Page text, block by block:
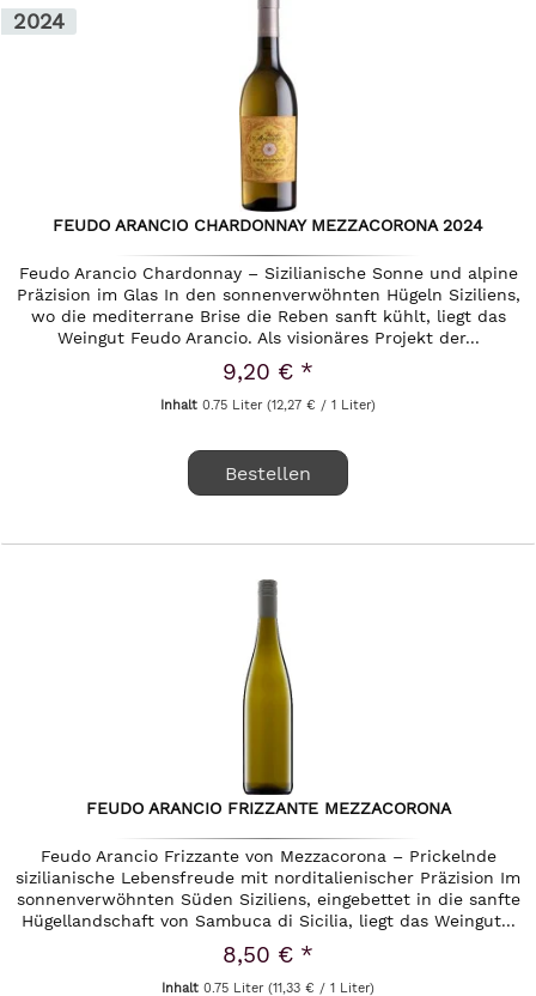
2024
FEUDO ARANCIO CHARDONNAY MEZZACORONA 2024
Feudo Arancio Chardonnay – Sizilianische Sonne und alpine
Präzision im Glas In den sonnenverwöhnten Hügeln Siziliens,
wo die mediterrane Brise die Reben sanft kühlt, liegt das
Weingut Feudo Arancio. Als visionäres Projekt der...
9,20 € *
Inhalt0.75 Liter(12,27 € / 1 Liter)
Bestellen
FEUDO ARANCIO FRIZZANTE MEZZACORONA
Feudo Arancio Frizzante von Mezzacorona – Prickelnde
sizilianische Lebensfreude mit norditalienischer Präzision Im
sonnenverwöhnten Süden Siziliens, eingebettet in die sanfte
Hügellandschaft von Sambuca di Sicilia, liegt das Weingut...
8,50 € *
Inhalt0.75 Liter(11,33 € / 1 Liter)